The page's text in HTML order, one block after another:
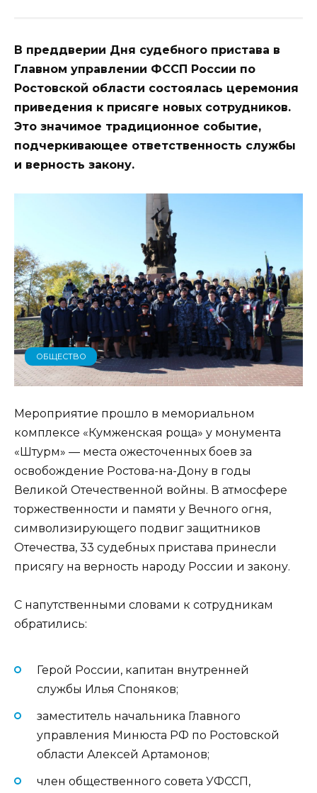
В преддверии Дня судебного пристава в
Главном управлении ФССП России по
Ростовской области состоялась церемония
приведения к присяге новых сотрудников.
Это значимое традиционное событие,
подчеркивающее ответственность службы
и верность закону.
ОБЩЕСТВО
Мероприятие прошло в мемориальном
комплексе «Кумженская роща» у монумента
«Штурм» — места ожесточенных боев за
освобождение Ростова-на-Дону в годы
Великой Отечественной войны. В атмосфере
торжественности и памяти у Вечного огня,
символизирующего подвиг защитников
Отечества, 33 судебных пристава принесли
присягу на верность народу России и закону.
С напутственными словами к сотрудникам
обратились:
Герой России, капитан внутренней
службы Илья Споняков;
заместитель начальника Главного
управления Минюста РФ по Ростовской
области Алексей Артамонов;
член общественного совета УФССП,